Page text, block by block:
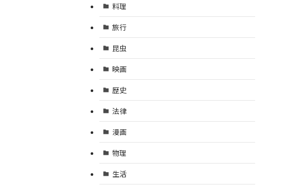
料理
旅行
昆虫
映画
歴史
法律
漫画
物理
生活